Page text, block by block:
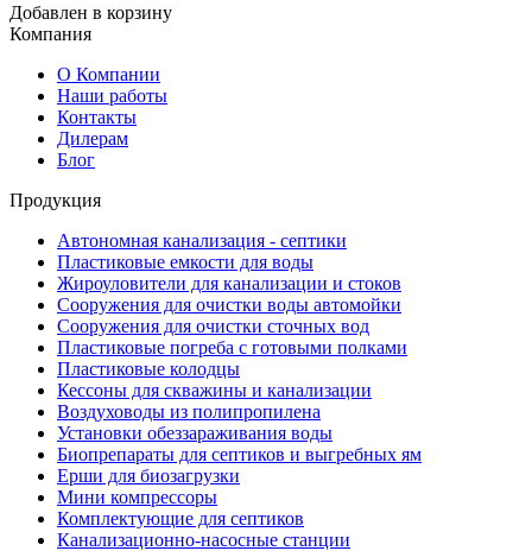
Добавлен в корзину
Компания
О Компании
Наши работы
Контакты
Дилерам
Блог
Продукция
Автономная канализация - септики
Пластиковые емкости для воды
Жироуловители для канализации и стоков
Сооружения для очистки воды автомойки
Сооружения для очистки сточных вод
Пластиковые погреба с готовыми полками
Пластиковые колодцы
Кессоны для скважины и канализации
Воздуховоды из полипропилена
Установки обеззараживания воды
Биопрепараты для септиков и выгребных ям
Ерши для биозагрузки
Мини компрессоры
Комплектующие для септиков
Канализационно-насосные станции